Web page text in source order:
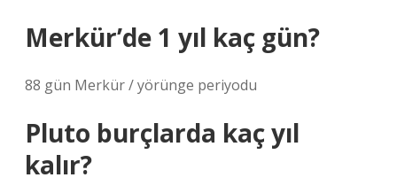
Merkür’de 1 yıl kaç gün?
88 gün Merkür / yörünge periyodu
Pluto burçlarda kaç yıl
kalır?